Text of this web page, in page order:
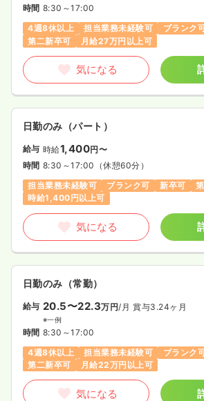
時間 8:30～17:00
4週8休以上
担当業務未経験可 ブランク
第二新卒可
月給27万円以上可
気になる
日勤のみ（パート）
給与 時給1,400円〜
時間 8:30～17:00 （休憩60分）
担当業務未経験可
ブランク可 新卒可
時給1,400円以上可
気になる
日勤のみ（常勤）
給与 20.5〜22.3万円/月 賞与3.24ヶ月
※一例
時間 8:30～17:00
4週8休以上
担当業務未経験可 ブランク
第二新卒可
月給22万円以上可
気になる